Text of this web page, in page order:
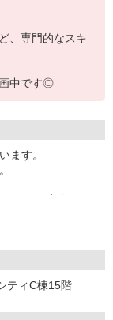
、専門的なスキ
中です◎
ます。
にてご連絡をさせ
スムーズです。
。
ティC棟15階